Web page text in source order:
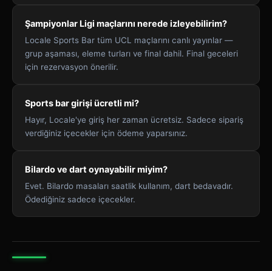
Şampiyonlar Ligi maçlarını nerede izleyebilirim?
Locale Sports Bar tüm UCL maçlarını canlı yayınlar —
grup aşaması, eleme turları ve final dahil. Final geceleri
için rezervasyon önerilir.
Sports bar girişi ücretli mi?
Hayır, Locale'ye giriş her zaman ücretsiz. Sadece sipariş
verdiğiniz içecekler için ödeme yaparsınız.
Bilardo ve dart oynayabilir miyim?
Evet. Bilardo masaları saatlik kullanım, dart bedavadır.
Ödediğiniz sadece içecekler.